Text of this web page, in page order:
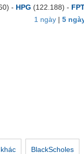
- HPG (122.188) -
1 ngày | 5
BlackScholes